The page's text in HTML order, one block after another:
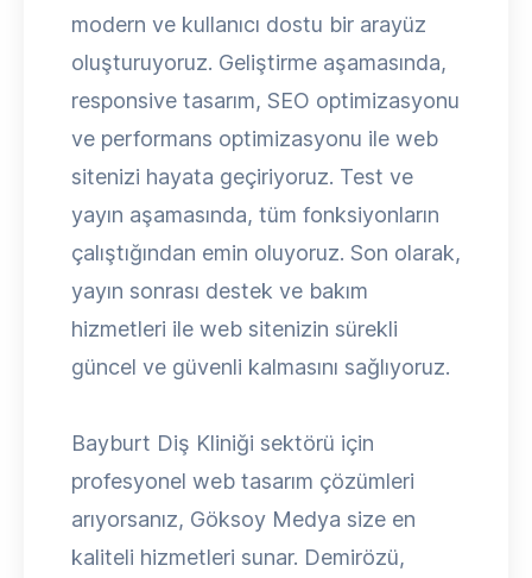
modern ve kullanıcı dostu bir arayüz
oluşturuyoruz. Geliştirme aşamasında,
responsive tasarım, SEO optimizasyonu
ve performans optimizasyonu ile web
sitenizi hayata geçiriyoruz. Test ve
yayın aşamasında, tüm fonksiyonların
çalıştığından emin oluyoruz. Son olarak,
yayın sonrası destek ve bakım
hizmetleri ile web sitenizin sürekli
güncel ve güvenli kalmasını sağlıyoruz.
Bayburt Diş Kliniği sektörü için
profesyonel web tasarım çözümleri
arıyorsanız, Göksoy Medya size en
kaliteli hizmetleri sunar. Demirözü,